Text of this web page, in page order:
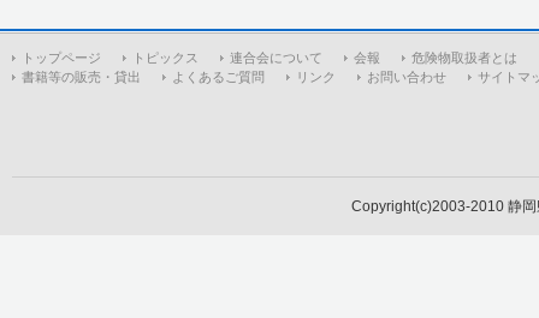
トップページ トピックス 連合会について 会報
危険物取扱者とは
書籍等の販売・貸出
よくあるご質問 リンク お問い合わせ サイトマ
Copyright(c)2003-2010 静